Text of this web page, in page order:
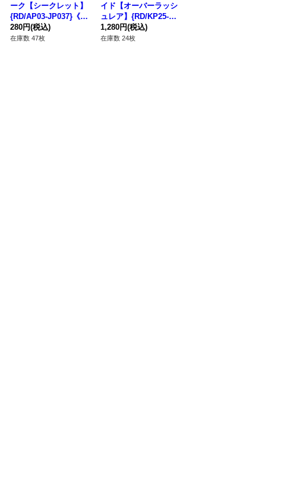
ーク【シークレット】
{RD/AP03-JP037}《R
D魔法》
280円(税込)
在庫数 47枚
イド【オーバーラッシ
ュレア】{RD/KP25-JP
030}《RDモンスタ
ー》
1,280円(税込)
在庫数 24枚